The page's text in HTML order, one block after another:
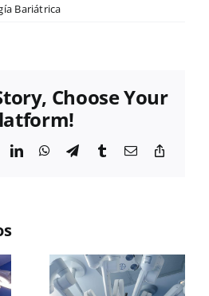
Bariátrica
Choose Your
LinkedInWhatsApp
TelegramTumblrEmail